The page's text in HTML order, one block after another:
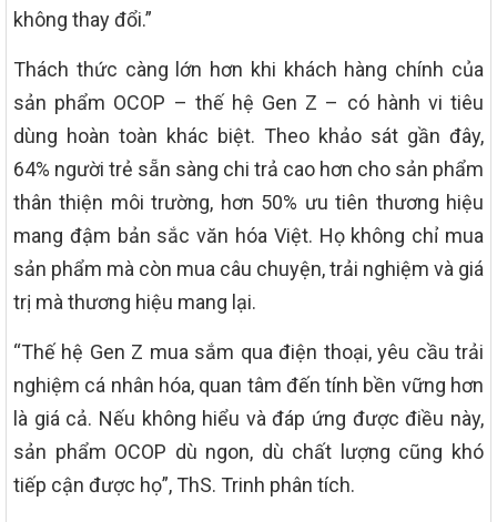
không thay đổi.”
Thách thức càng lớn hơn khi khách hàng chính của
sản phẩm OCOP – thế hệ Gen Z – có hành vi tiêu
dùng hoàn toàn khác biệt. Theo khảo sát gần đây,
64% người trẻ sẵn sàng chi trả cao hơn cho sản phẩm
thân thiện môi trường, hơn 50% ưu tiên thương hiệu
mang đậm bản sắc văn hóa Việt. Họ không chỉ mua
sản phẩm mà còn mua câu chuyện, trải nghiệm và giá
trị mà thương hiệu mang lại.
“Thế hệ Gen Z mua sắm qua điện thoại, yêu cầu trải
nghiệm cá nhân hóa, quan tâm đến tính bền vững hơn
là giá cả. Nếu không hiểu và đáp ứng được điều này,
sản phẩm OCOP dù ngon, dù chất lượng cũng khó
tiếp cận được họ”, ThS. Trinh phân tích.